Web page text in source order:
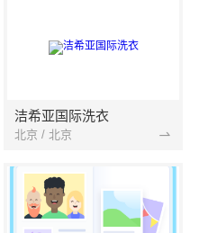
洁希亚国际洗衣
北京 / 北京